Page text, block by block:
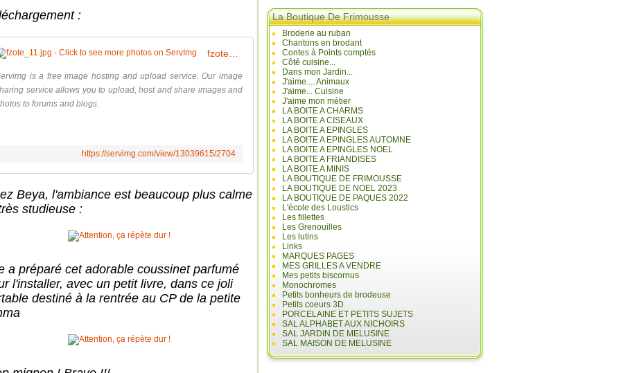
:
is a free image hosting and upload service. Our image
service allows you to upload, host and share images and
to forums and blogs.
https://servimg.com/view/13039615/2704
Beya, l'ambiance est beaucoup plus calme
studieuse :
a préparé cet adorable coussinet parfumé
l'installer, avec un petit livre, dans ce joli
destiné à la rentrée au CP de la petite
La Boutique De Frimousse
Broderie au ruban
Chantons en brodant
Contes à Points comptés
Côté cuisine...
Dans mon Jardin...
J'aime.... Animaux
J'aime... Cuisine
J'aime mon métier
LA BOITE A CHARMS
LA BOITE A CISEAUX
LA BOITE A EPINGLES
LA BOITE A EPINGLES AUTOMNE
LA BOITE A EPINGLES NOEL
LA BOITE A FRIANDISES
LA BOITE A MINIS
LA BOUTIQUE DE FRIMOUSSE
LA BOUTIQUE DE NOEL 2023
LA BOUTIQUE DE PAQUES 2022
L'école des Loustics
Les fillettes
Les Grenouilles
Les lutins
Links
MARQUES PAGES
MES GRILLES A VENDRE
Mes petits biscornus
Monochromes
Petits bonheurs de brodeuse
Petits coeurs 3D
PORCELAINE ET PETITS SUJETS
SAL ALPHABET AUX NICHOIRS
SAL JARDIN DE MELUSINE
SAL MAISON DE MELUSINE